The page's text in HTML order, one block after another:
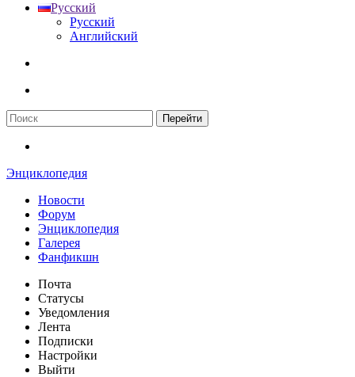
Русский
Русский
Английский
Энциклопедия
Новости
Форум
Энциклопедия
Галерея
Фанфикшн
Почта
Статусы
Уведомления
Лента
Подписки
Настройки
Выйти